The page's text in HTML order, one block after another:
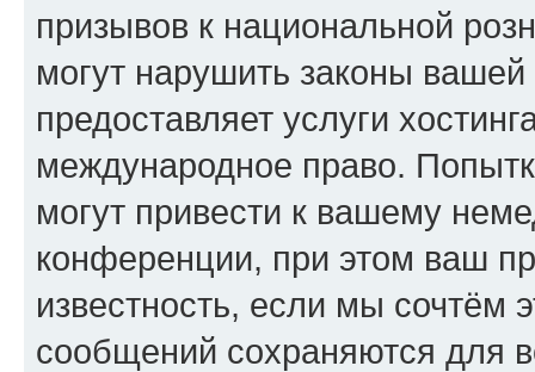
призывов к национальной
могут нарушить законы
предоставляет услуги
международное право.
могут привести к вашему
конференции, при этом ваш
известность, если мы сочтём
сообщений сохраняются для